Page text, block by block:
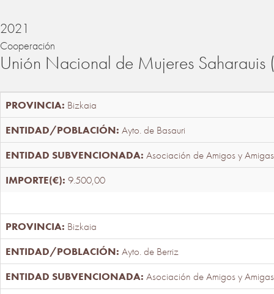
2021
Cooperación
Unión Nacional de Mujeres
Bizkaia
Ayto. de Basauri
Asociación de Amigos y
9.500,00
Bizkaia
Ayto. de Berriz
Asociación de Amigos y